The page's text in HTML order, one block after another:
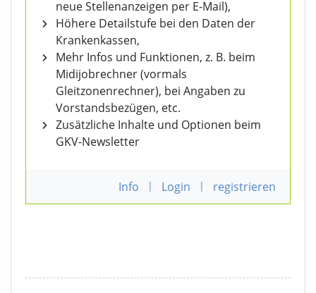
neue Stellenanzeigen per E-Mail),
Höhere Detailstufe bei den Daten der
Krankenkassen,
Mehr Infos und Funktionen, z. B. beim
Midijobrechner (vormals
Gleitzonenrechner), bei Angaben zu
Vorstandsbezügen, etc.
Zusätzliche Inhalte und Optionen beim
GKV-Newsletter
Info | Login | registrieren